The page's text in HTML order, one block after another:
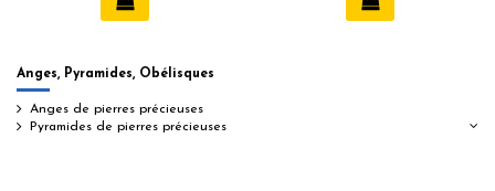
Anges, Pyramides, Obélisques
Anges de pierres précieuses
Pyramides de pierres précieuses